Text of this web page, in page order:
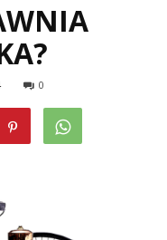
0